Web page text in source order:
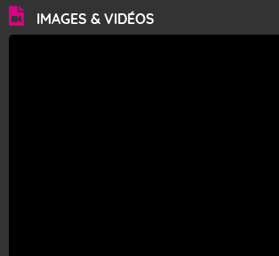
IMAGES & VIDÉOS